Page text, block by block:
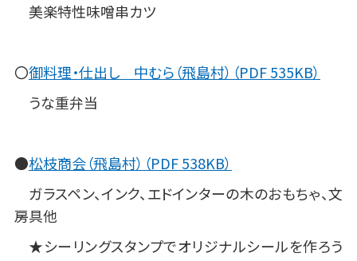
美楽特性味噌串カツ
〇御料理・仕出し 中むら（飛島村）（PDF 535KB）
うな重弁当
●松枝商会（飛島村）（PDF 538KB）
ガラスペン、インク、エドインターの木のおもちゃ、文
房具他
★シーリングスタンプでオリジナルシールを作ろう